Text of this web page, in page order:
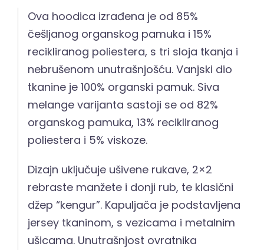
Ova hoodica izrađena je od 85%
češljanog organskog pamuka i 15%
recikliranog poliestera, s tri sloja tkanja i
nebrušenom unutrašnjošću. Vanjski dio
tkanine je 100% organski pamuk. Siva
melange varijanta sastoji se od 82%
organskog pamuka, 13% recikliranog
poliestera i 5% viskoze.
Dizajn uključuje ušivene rukave, 2×2
rebraste manžete i donji rub, te klasični
džep “kengur”. Kapuljača je podstavljena
jersey tkaninom, s vezicama i metalnim
ušicama. Unutrašnjost ovratnika